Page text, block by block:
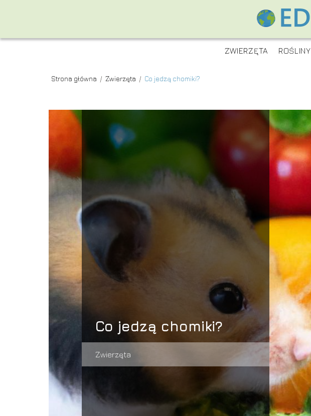
ZWIERZĘTA ROŚLINY
Strona główna / Zwierzęta / Co jedzą chomiki?
Co jedzą chomiki?
Zwierzęta